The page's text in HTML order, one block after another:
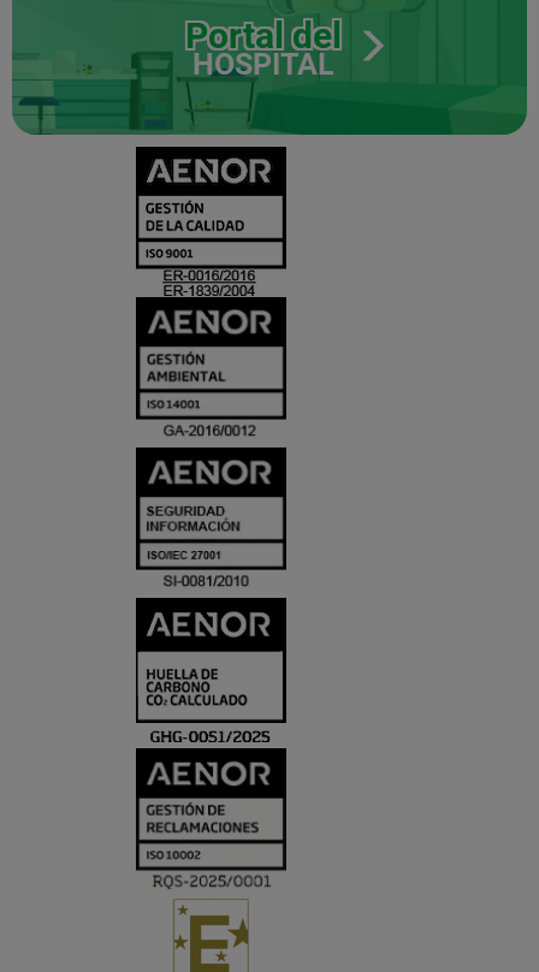
Portal del
HOSPITAL